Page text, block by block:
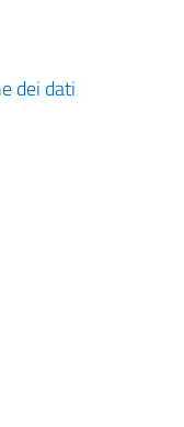
dei dati